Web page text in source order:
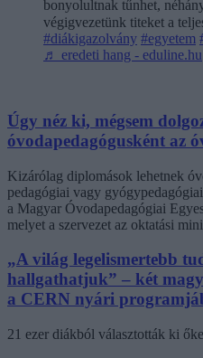
bonyolultnak tűnhet,
végigvezetünk titeket a
#diákigazolvány #egyetem
♬ eredeti hang - eduline.hu
Úgy néz ki, mégsem
óvodapedagógusként az
Kizárólag diplomások lehetnek
pedagógiai vagy
a Magyar Óvodapedagógiai
melyet a szervezet az oktatási
„A világ legelismertebb
hallgathatjuk” – két
a CERN nyári
21 ezer diákból választották ki